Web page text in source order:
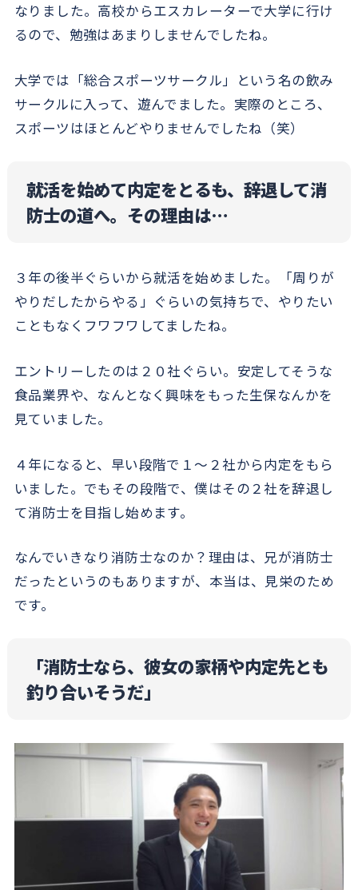
なりました。高校からエスカレーターで大学に行け
るので、勉強はあまりしませんでしたね。
大学では「総合スポーツサークル」という名の飲み
サークルに入って、遊んでました。実際のところ、
スポーツはほとんどやりませんでしたね（笑）
就活を始めて内定をとるも、辞退して消
防士の道へ。その理由は…
３年の後半ぐらいから就活を始めました。「周りが
やりだしたからやる」ぐらいの気持ちで、やりたい
こともなくフワフワしてましたね。
エントリーしたのは２０社ぐらい。安定してそうな
食品業界や、なんとなく興味をもった生保なんかを
見ていました。
４年になると、早い段階で１～２社から内定をもら
いました。でもその段階で、僕はその２社を辞退し
て消防士を目指し始めます。
なんでいきなり消防士なのか？理由は、兄が消防士
だったというのもありますが、本当は、見栄のため
です。
「消防士なら、彼女の家柄や内定先とも
釣り合いそうだ」